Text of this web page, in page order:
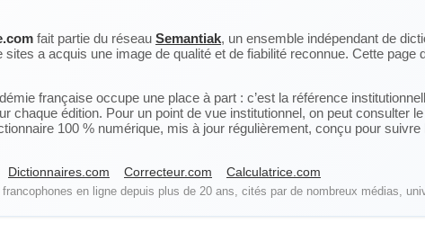
fait partie du réseau Semantiak, un ensemble indépendant de
sites a acquis une image de qualité et de fiabilité reconnue. Cette page
française occupe une place à part : c’est la référence
chaque édition. Pour un point de vue institutionnel, on peut consulter le
100 % numérique, mis à jour régulièrement, conçu pour
Dictionnaires.com Correcteur.com Calculatrice.com
en ligne depuis plus de 20 ans, cités par de nombreux médias,